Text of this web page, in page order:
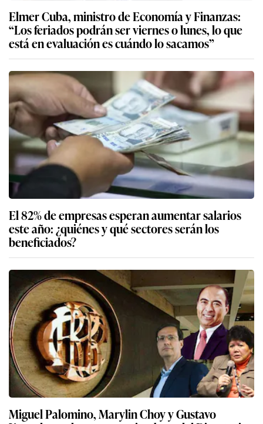
Elmer Cuba, ministro de Economía y Finanzas:
“Los feriados podrán ser viernes o lunes, lo que
está en evaluación es cuándo lo sacamos”
El 82% de empresas esperan aumentar salarios
este año: ¿quiénes y qué sectores serán los
beneficiados?
Miguel Palomino, Marylin Choy y Gustavo